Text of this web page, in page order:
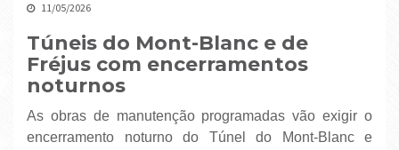
11/05/2026
Túneis do Mont-Blanc e de
Fréjus com encerramentos
noturnos
As obras de manutenção programadas vão exigir o
encerramento noturno do Túnel do Mont-Blanc e